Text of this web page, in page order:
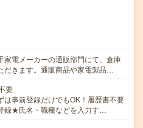
家電メーカーの通販部門にて、倉庫
だきます。通販商品や家電製品…
要
事前登録だけでもOK！履歴書不要
録★氏名・職種などを入力す…